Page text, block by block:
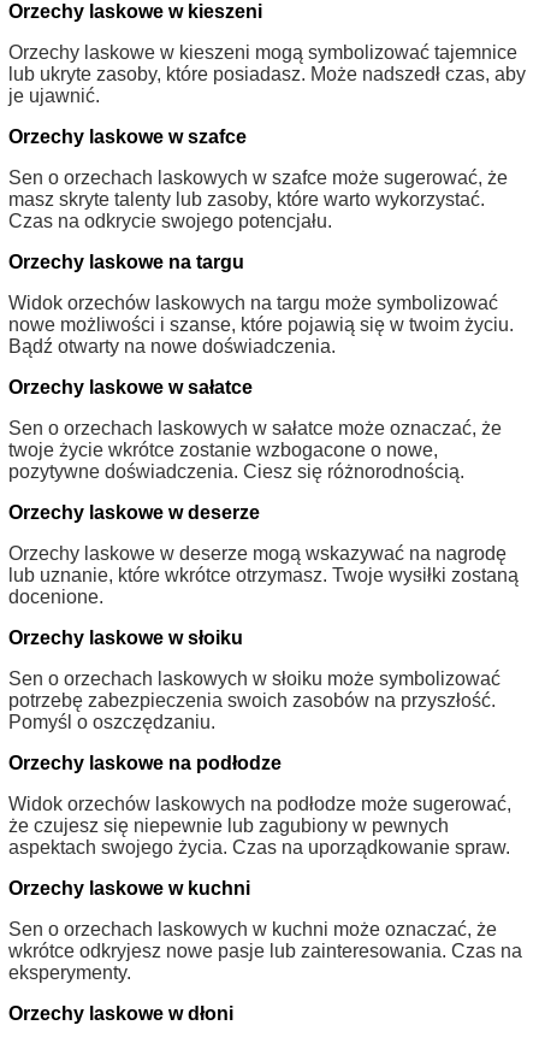
Orzechy laskowe w kieszeni
Orzechy laskowe w kieszeni mogą symbolizować tajemnice
lub ukryte zasoby, które posiadasz. Może nadszedł czas, aby
je ujawnić.
Orzechy laskowe w szafce
Sen o orzechach laskowych w szafce może sugerować, że
masz skryte talenty lub zasoby, które warto wykorzystać.
Czas na odkrycie swojego potencjału.
Orzechy laskowe na targu
Widok orzechów laskowych na targu może symbolizować
nowe możliwości i szanse, które pojawią się w twoim życiu.
Bądź otwarty na nowe doświadczenia.
Orzechy laskowe w sałatce
Sen o orzechach laskowych w sałatce może oznaczać, że
twoje życie wkrótce zostanie wzbogacone o nowe,
pozytywne doświadczenia. Ciesz się różnorodnością.
Orzechy laskowe w deserze
Orzechy laskowe w deserze mogą wskazywać na nagrodę
lub uznanie, które wkrótce otrzymasz. Twoje wysiłki zostaną
docenione.
Orzechy laskowe w słoiku
Sen o orzechach laskowych w słoiku może symbolizować
potrzebę zabezpieczenia swoich zasobów na przyszłość.
Pomyśl o oszczędzaniu.
Orzechy laskowe na podłodze
Widok orzechów laskowych na podłodze może sugerować,
że czujesz się niepewnie lub zagubiony w pewnych
aspektach swojego życia. Czas na uporządkowanie spraw.
Orzechy laskowe w kuchni
Sen o orzechach laskowych w kuchni może oznaczać, że
wkrótce odkryjesz nowe pasje lub zainteresowania. Czas na
eksperymenty.
Orzechy laskowe w dłoni